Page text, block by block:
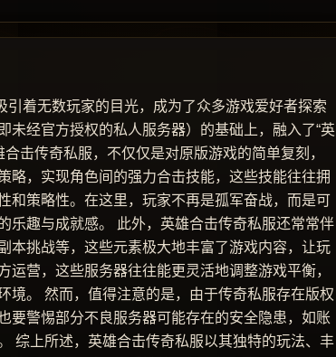
着无数玩家的目光，成为了众多游戏爱好者探索
经官方授权的私人服务器）的基础上，融入了“英
击传奇私服，不仅仅是对原版游戏的简单复刻，
略，实现角色间的强力合击技能，这些技能往往拥
和策略性。在这里，玩家不再是孤军奋战，而是可
乐趣与成就感。 此外，英雄合击传奇私服还常常伴
本挑战等，这些元素极大地丰富了游戏内容，让玩
营，这些服务器往往能更灵活地调整游戏平衡，
境。 然而，值得注意的是，由于传奇私服存在版权
要警惕部分不良服务器可能存在的安全隐患，如账
综上所述，英雄合击传奇私服以其独特的玩法、丰